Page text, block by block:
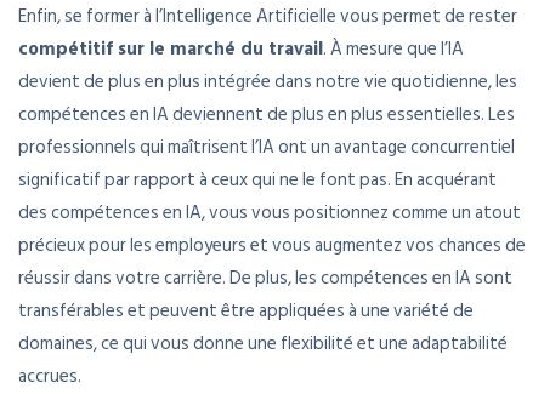
Enfin, se former à l’Intelligence Artificielle vous permet de rester
compétitif sur le marché du travail. À mesure que l’IA
devient de plus en plus intégrée dans notre vie quotidienne, les
compétences en IA deviennent de plus en plus essentielles. Les
professionnels qui maîtrisent l’IA ont un avantage concurrentiel
significatif par rapport à ceux qui ne le font pas. En acquérant
des compétences en IA, vous vous positionnez comme un atout
précieux pour les employeurs et vous augmentez vos chances de
réussir dans votre carrière. De plus, les compétences en IA sont
transférables et peuvent être appliquées à une variété de
domaines, ce qui vous donne une flexibilité et une adaptabilité
accrues.